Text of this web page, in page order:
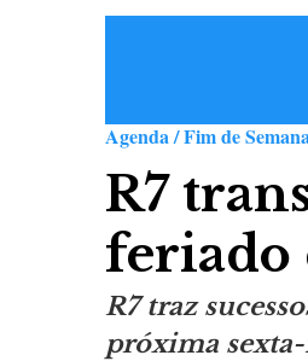
Agenda / Fim de
R7
feriado
R7 traz
próxima